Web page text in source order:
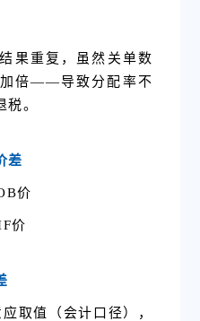
果重复，虽然关单数
加倍——导致分配率不
。
差
价
价
取值（会计口径），